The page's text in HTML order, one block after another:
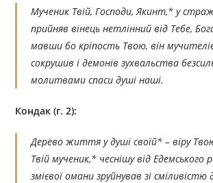
Мученик Твій, Господи, Якинт,* у
прийняв вінець нетлінний від Тебе,
мавши бо кріпость Твою, він
сокрушив і демонів зухвальства
молитвами спаси душі наші.
Кондак (г. 2):
Дерево життя у душі своїй* – віру
Твій мученик,* чеснішу від Едемського
змієвої омани зруйнував зі сміливістю